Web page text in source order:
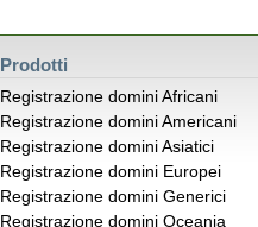
Prodotti
Registrazione domini Africani
Registrazione domini Americani
Registrazione domini Asiatici
Registrazione domini Europei
Registrazione domini Generici
Registrazione domini Oceania